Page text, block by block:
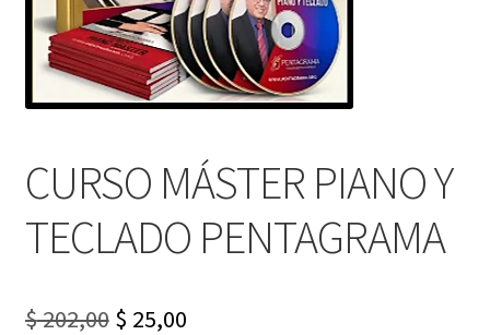
CURSO MÁSTER PIANO Y
TECLADO PENTAGRAMA
$202,00 Original
$ 25,00Current